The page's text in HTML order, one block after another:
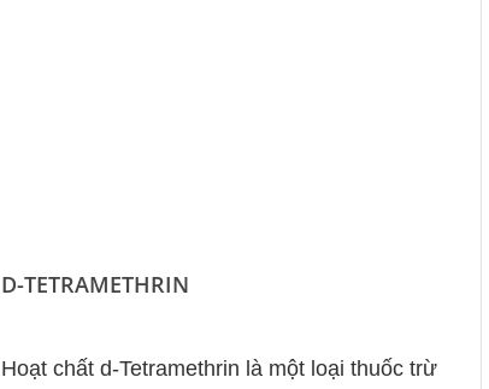
D-TETRAMETHRIN
Hoạt chất d-Tetramethrin là một loại thuốc trừ